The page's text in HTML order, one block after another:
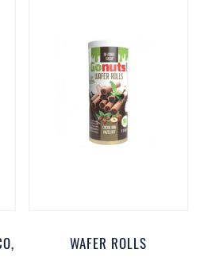
WAFER ROLLS